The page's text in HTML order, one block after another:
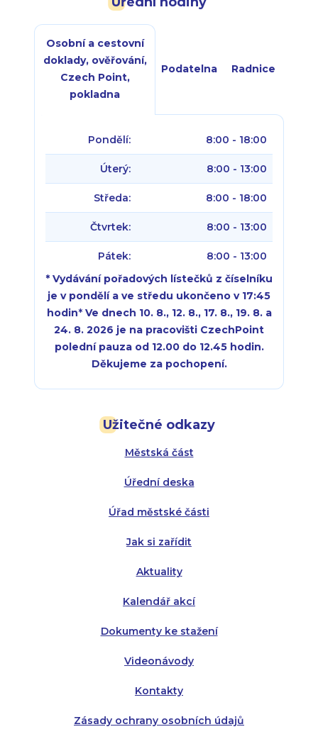
Užitečné odkazy
Městská část
Úřední deska
Úřad městské části
Jak si zařídit
Aktuality
Kalendář akcí
Dokumenty ke stažení
Videonávody
Kontakty
Zásady ochrany osobních údajů
Osobní a cestovní
doklady, ověřování,
Czech Point,
pokladna
Podatelna Radnice
Pondělí: 8:00 - 18:00
Úterý: 8:00 - 13:00
Středa: 8:00 - 18:00
Čtvrtek: 8:00 - 13:00
Pátek:
8:00 - 13:00
* Vydávání pořadových lístečků z číselníku
je v pondělí a ve středu ukončeno v 17:45
hodin* Ve dnech 10. 8., 12. 8., 17. 8., 19. 8. a
24. 8. 2026 je na pracovišti CzechPoint
polední pauza od 12.00 do 12.45 hodin.
Děkujeme za pochopení.
Úterý:
Středa:
Čtvrtek:
Pátek:
Úterý:
Středa:
Čtvrtek: